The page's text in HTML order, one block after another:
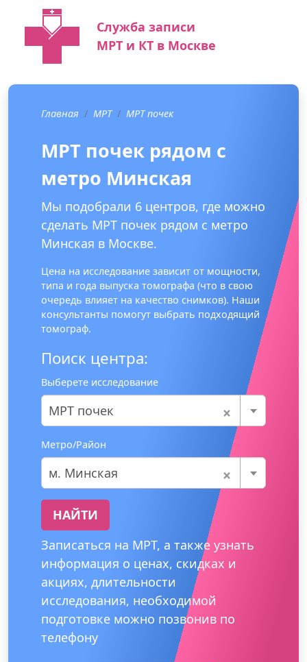
Служба записи
МРТ и КТ в Москве
Главная МРТ МРТ почек
МРТ почек рядом с
метро Минская
Мы подобрали 6 центров, где можно
сделать МРТ почек рядом с метро
Минская в Москве.
Цена на исследование зависит от мощности,
типа и года выпуска томографа (что в свою
очередь влияет на качество снимков). Наши
консультанты помогут выбрать подходящий
томограф.
Поиск центра:
Выберете исследование
×
МРТ почек
Метро/Район
×
м. Минская
НАЙТИ
Записаться на МРТ, а также узнать
информация о ценах, скидках и
акциях, длительности
исследования, необходимой
подготовке можно позвонив по
телефону